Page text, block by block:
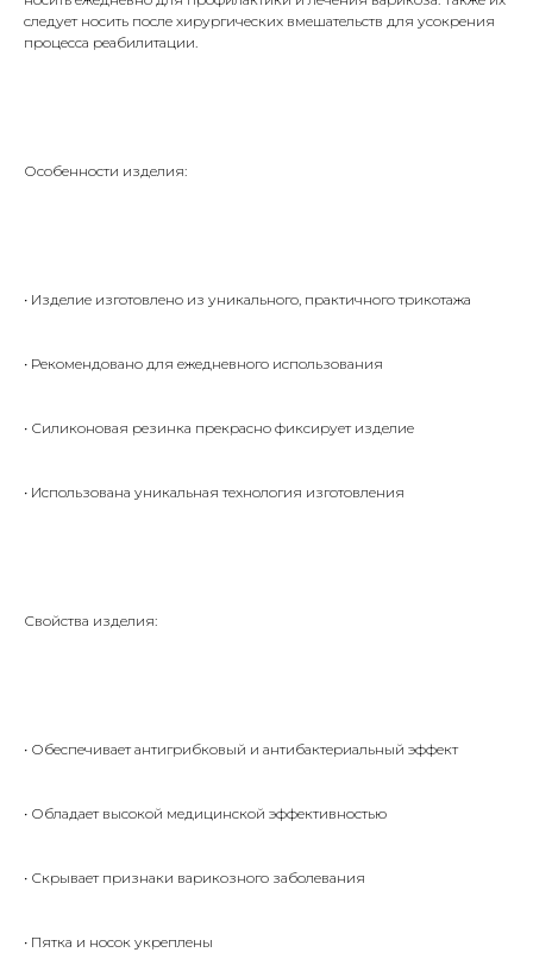
следует носить после хирургических вмешательств для усокрения
процесса реабилитации.
Особенности изделия:
• Изделие изготовлено из уникального, практичного трикотажа
• Рекомендовано для ежедневного использования
• Силиконовая резинка прекрасно фиксирует изделие
• Использована уникальная технология изготовления
Свойства изделия:
• Обеспечивает антигрибковый и антибактериальный эффект
• Обладает высокой медицинской эффективностью
• Скрывает признаки варикозного заболевания
• Пятка и носок укреплены